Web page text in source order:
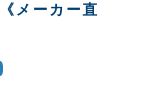
メーカー直